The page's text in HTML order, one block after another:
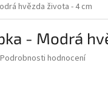
hvězda života - 4 cm
- Modrá
Podrobnosti hodnocení